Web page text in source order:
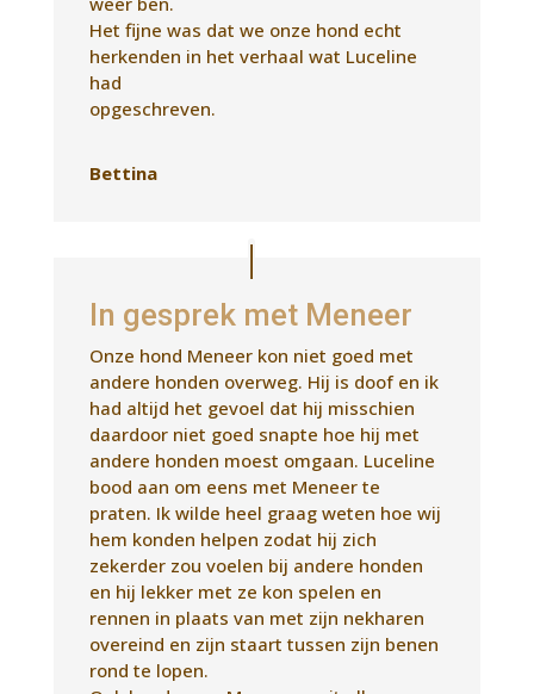
In gesprek met Meneer
Onze hond Meneer kon niet goed met
had altijd het gevoel dat hij misschien
bood aan om eens met Meneer te
praten. Ik wilde heel graag weten hoe wij
hem konden helpen zodat hij zich
zekerder zou voelen bij andere honden
en hij lekker met ze kon spelen en
rennen in plaats van met zijn nekharen
overeind en zijn staart tussen zijn benen
rond te lopen.
Ook konden we Meneer nooit alleen
laten. Zelfs als we thuis alleen maar in
een andere kamer waren, was hij al in
paniek omdat hij ons niet zag.
Luceline heeft het hele gesprek voor ons
uitgetypt. En wij leerden uit het gesprek
twee belangrijke dingen: